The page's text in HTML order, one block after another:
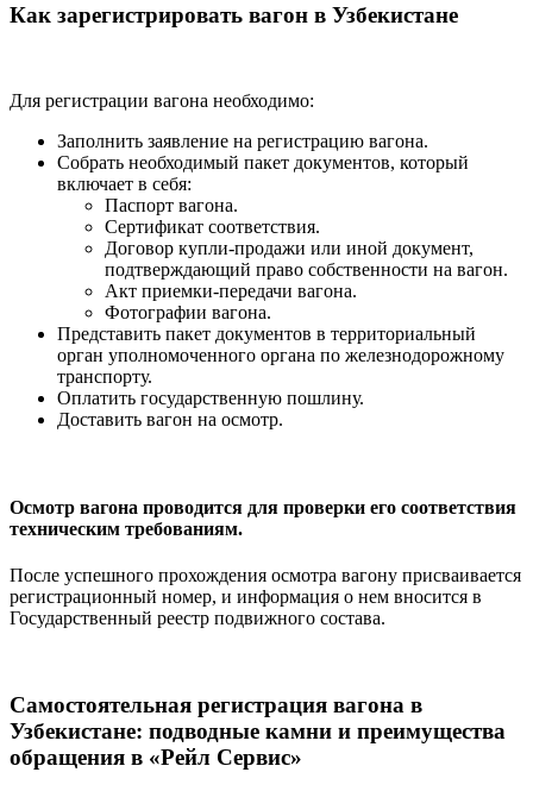
Как зарегистрировать вагон в Узбекистане
Для регистрации вагона необходимо:
Заполнить заявление на регистрацию вагона.
Собрать необходимый пакет документов, который
включает в себя:
Паспорт вагона.
Сертификат соответствия.
Договор купли-продажи или иной документ,
подтверждающий право собственности на вагон.
Акт приемки-передачи вагона.
Фотографии вагона.
Представить пакет документов в территориальный
орган уполномоченного органа по железнодорожному
транспорту.
Оплатить государственную пошлину.
Доставить вагон на осмотр.
Осмотр вагона проводится для проверки его соответствия
техническим требованиям.
После успешного прохождения осмотра вагону присваивается
регистрационный номер, и информация о нем вносится в
Государственный реестр подвижного состава.
Самостоятельная регистрация вагона в
Узбекистане: подводные камни и преимущества
обращения в «Рейл Сервис»